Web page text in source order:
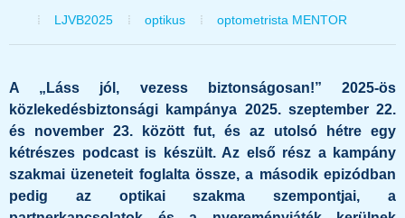
LJVB2025
optikus optometrista MENTOR
A „Láss jól, vezess biztonságosan!” 2025-ös
közlekedésbiztonsági kampánya 2025. szeptember 22.
és november 23. között fut, és az utolsó hétre egy
kétrészes podcast is készült. Az első rész a kampány
szakmai üzeneteit foglalta össze, a második epizódban
pedig az optikai szakma szempontjai, a